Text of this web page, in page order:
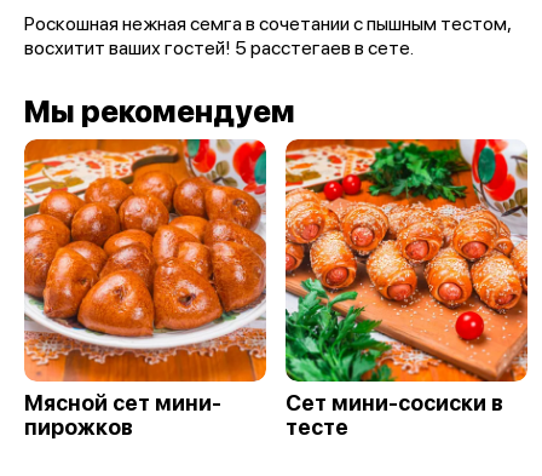
Роскошная нежная семга в сочетании с пышным тестом,
восхитит ваших гостей! 5 расстегаев в сете.
Мы рекомендуем
Мясной сет мини-
пирожков
Сет мини-сосиски в
тесте